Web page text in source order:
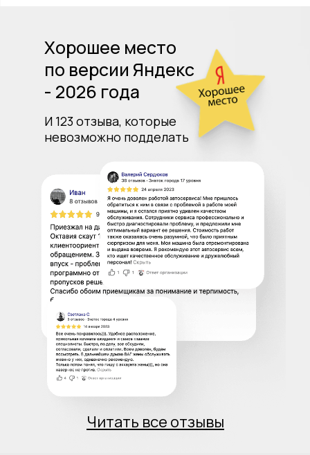
Хорошее место
по версии Яндекс
- 2026 года
И 123 отзыва, которые
невозможно подделать
Читать все отзывы